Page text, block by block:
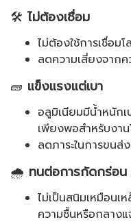
🛠️ ไม่ต้องเชื่อม
ไม่ต้องใช้การเชื่อม
ลดความเสี่ยงจาก
🧱 แข็งแรงแต่เบา
อลูมิเนียมมีน้ำหนัก
เพียงพอสำหรับงาน
ลดภาระในการขนส่
🌧️ ทนต่อการกัดกร่อน
ไม่เป็นสนิมเหมือนเ
ความชื้นหรือกลาง